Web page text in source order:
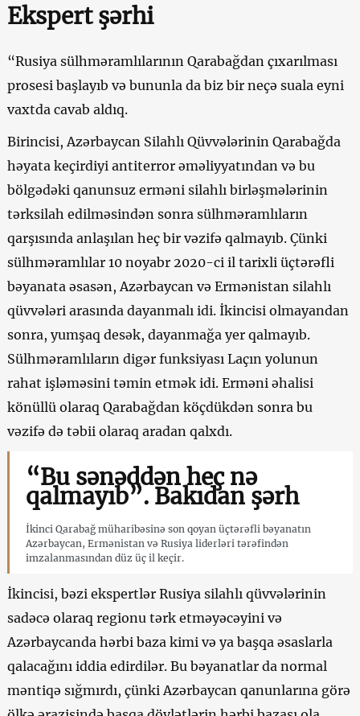
Ekspert şərhi
“Rusiya sülhməramlılarının Qarabağdan çıxarılması
prosesi başlayıb və bununla da biz bir neçə suala eyni
vaxtda cavab aldıq.
Birincisi, Azərbaycan Silahlı Qüvvələrinin Qarabağda
həyata keçirdiyi antiterror əməliyyatından və bu
bölgədəki qanunsuz erməni silahlı birləşmələrinin
tərksilah edilməsindən sonra sülhməramlıların
qarşısında anlaşılan heç bir vəzifə qalmayıb. Çünki
sülhməramlılar 10 noyabr 2020-ci il tarixli üçtərəfli
bəyanata əsasən, Azərbaycan və Ermənistan silahlı
qüvvələri arasında dayanmalı idi. İkincisi olmayandan
sonra, yumşaq desək, dayanmağa yer qalmayıb.
Sülhməramlıların digər funksiyası Laçın yolunun
rahat işləməsini təmin etmək idi. Erməni əhalisi
könüllü olaraq Qarabağdan köçdükdən sonra bu
vəzifə də təbii olaraq aradan qalxdı.
“Bu sənəddən heç nə
qalmayıb”. Bakıdan şərh
İkinci Qarabağ müharibəsinə son qoyan üçtərəfli bəyanatın
Azərbaycan, Ermənistan və Rusiya liderləri tərəfindən
imzalanmasından düz üç il keçir.
İkincisi, bəzi ekspertlər Rusiya silahlı qüvvələrinin
sadəcə olaraq regionu tərk etməyəcəyini və
Azərbaycanda hərbi baza kimi və ya başqa əsaslarla
qalacağını iddia edirdilər. Bu bəyanatlar da normal
məntiqə sığmırdı, çünki Azərbaycan qanunlarına görə